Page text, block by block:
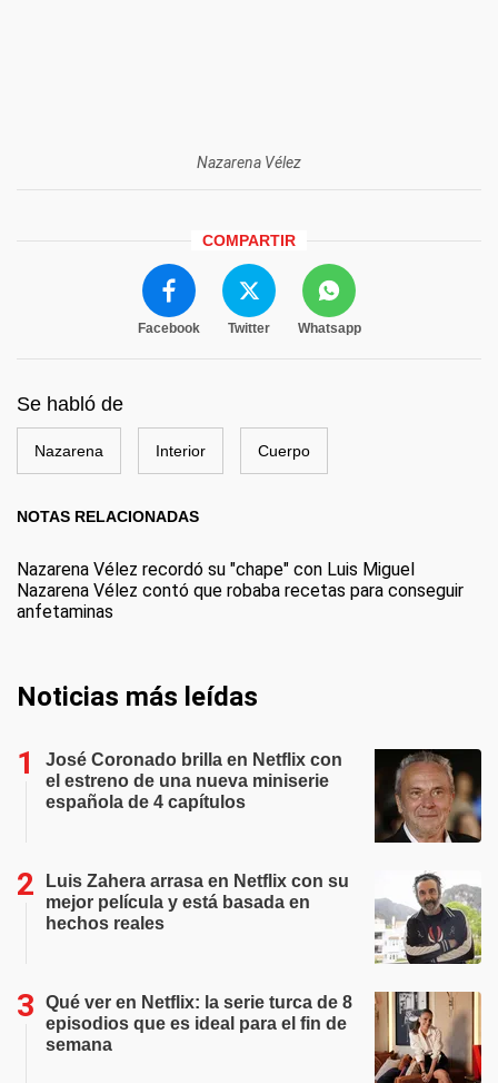
Nazarena Vélez
COMPARTIR
Facebook Twitter Whatsapp
Se habló de
Nazarena Interior Cuerpo
NOTAS RELACIONADAS
Nazarena Vélez recordó su "chape" con Luis Miguel
Nazarena Vélez contó que robaba recetas para conseguir
anfetaminas
Noticias más leídas
José Coronado brilla en Netflix con
el estreno de una nueva miniserie
española de 4 capítulos
Luis Zahera arrasa en Netflix con su
mejor película y está basada en
hechos reales
Qué ver en Netflix: la serie turca de 8
episodios que es ideal para el fin de
semana